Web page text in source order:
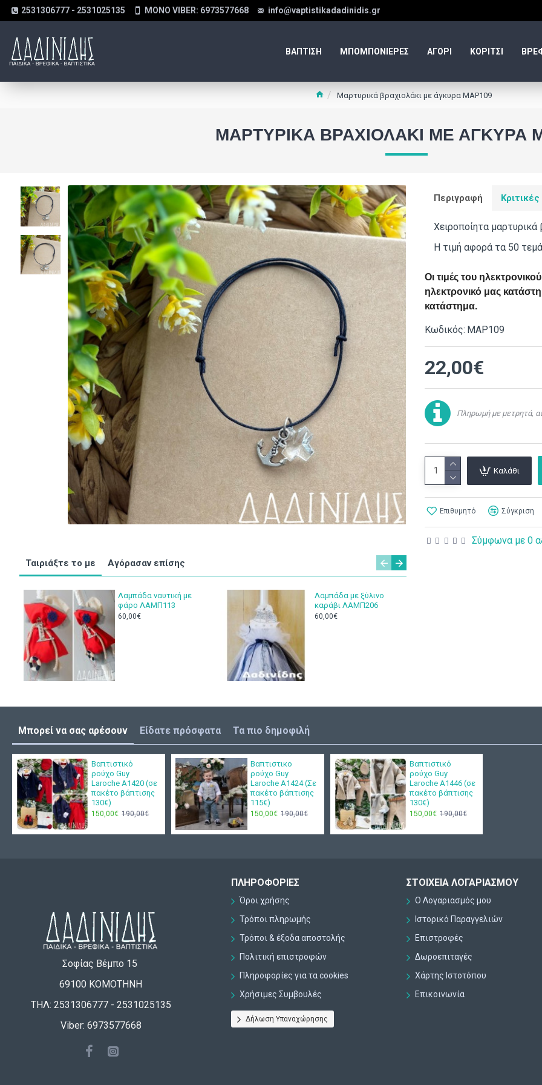
2531306777 - 2531025135 MONO VIBER: 6973577668 info@vaptistikadadinidis.gr
ΒΑΠΤΙΣΗ ΜΠΟΜΠΟΝΙΕΡΕΣ ΑΓΟΡΙ ΚΟΡΙΤΣΙ
Μαρτυρικά βραχιολάκι με άγκυρα ΜΑΡ109
ΜΑΡΤΥΡΙΚΆ ΒΡΑΧΙΟΛΆΚΙ ΜΕ ΆΓΚΥΡΑ
Ταιριάξτε το με Αγόρασαν επίσης
Λαμπάδα ναυτική με
φάρο ΛΑΜΠ113
60,00€
Λαμπάδα με ξύλινο
καράβι ΛΑΜΠ206
60,00€
Περιγραφή Κριτικές
Χειροποίητα μαρτυρικά
Η τιμή αφορά τα 50
Οι τιμές του
ηλεκτρονικό μας
κατάστημα.
Κωδικός: ΜΑΡ109
Σύμφωνα με 0
22,00€
Καλάθι
Επιθυμητό Σύγκριση
Πληρωμή με μετρητά,
Μπορεί να σας αρέσουν Είδατε πρόσφατα Τα πιο δημοφιλή
Βαπτιστικό
ρούχο Guy
Laroche Α1420 (σε
πακέτο βάπτισης
130€)
150,00€ 190,00€
Βαπτιστικο
ρούχο Guy
Laroche Α1424 (Σε
πακέτο βάπτισης
115€)
150,00€ 190,00€
Βαπτιστικό
ρούχο Guy
Laroche Α1446 (σε
πακέτο βάπτισης
130€)
150,00€ 190,00€
Σοφίας Βέμπο 15
69100 ΚΟΜΟΤΗΝΗ
ΤΗΛ: 2531306777 - 2531025135
Viber: 6973577668
ΠΛΗΡΟΦΟΡΊΕΣ
Όροι χρήσης
Τρόποι πληρωμής
Τρόποι & έξοδα αποστολής
Πολιτική επιστροφών
Πληροφορίες για τα cookies
Χρήσιμες Συμβουλές
Δήλωση Υπαναχώρησης
ΣΤΟΙΧΕΊΑ ΛΟΓΑΡΙΑΣΜΟΎ
Ο Λογαριασμός μου
Ιστορικό Παραγγελιών
Επιστροφές
Δωροεπιταγές
Χάρτης Ιστοτόπου
Επικοινωνία